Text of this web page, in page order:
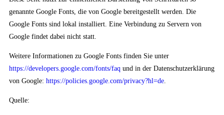
genannte Google Fonts, die von Google bereitgestellt werden. Die
Google Fonts sind lokal installiert. Eine Verbindung zu Servern von
Google findet dabei nicht statt.
Weitere Informationen zu Google Fonts finden Sie unter
https://developers.google.com/fonts/faq und in der Datenschutzerklärung
von Google: https://policies.google.com/privacy?hl=de
Quelle: